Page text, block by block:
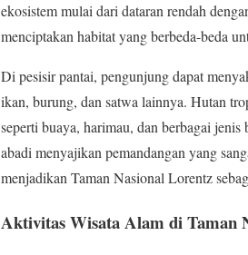
ekosistem mulai dari dataran rendah
menciptakan habitat yang berbeda-beda
Di pesisir pantai, pengunjung dapat
ikan, burung, dan satwa lainnya. Hutan
seperti buaya, harimau, dan berbagai
abadi menyajikan pemandangan yang
menjadikan Taman Nasional Lorentz
Aktivitas Wisata Alam di Taman